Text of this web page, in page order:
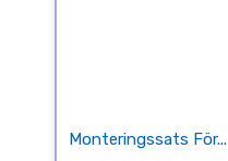
Monteringssats För...